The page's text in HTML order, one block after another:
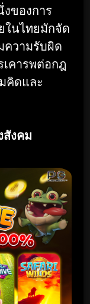
ของการ
ในไทยมักจัด
ความรับผิด
คารพต่อกฎ
คิดและ
งคม